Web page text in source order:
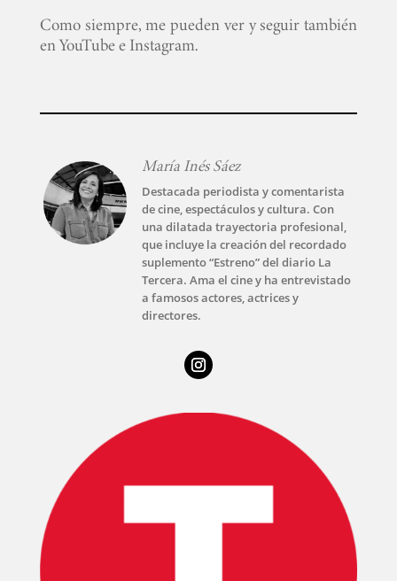
Como siempre, me pueden ver y seguir también
en YouTube e Instagram.
María Inés Sáez
Destacada periodista y comentarista
de cine, espectáculos y cultura. Con
una dilatada trayectoria profesional,
que incluye la creación del recordado
suplemento “Estreno” del diario La
Tercera. Ama el cine y ha entrevistado
a famosos actores, actrices y
directores.